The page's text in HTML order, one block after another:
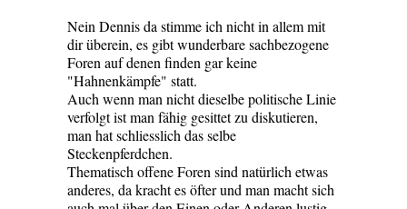
Nein Dennis da stimme ich nicht in allem mit
dir überein, es gibt wunderbare sachbezogene
Foren auf denen finden gar keine
"Hahnenkämpfe" statt.
Auch wenn man nicht dieselbe politische Linie
verfolgt ist man fähig gesittet zu diskutieren,
man hat schliesslich das selbe
Steckenpferdchen.
Thematisch offene Foren sind natürlich etwas
anderes, da kracht es öfter und man macht sich